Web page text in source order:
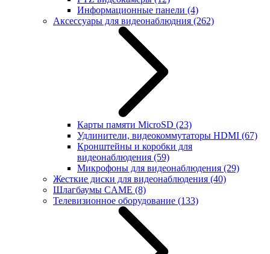
Информационные панели (4)
Аксессуары для видеонаблюдния (262)
Карты памяти MicroSD (23)
Удлинители, видеокоммутаторы HDMI (67)
Кронштейны и коробки для
видеонаблюдения (59)
Микрофоны для видеонаблюдения (29)
Жесткие диски для видеонаблюдения (40)
Шлагбаумы CAME (8)
Телевизионное оборудование (133)